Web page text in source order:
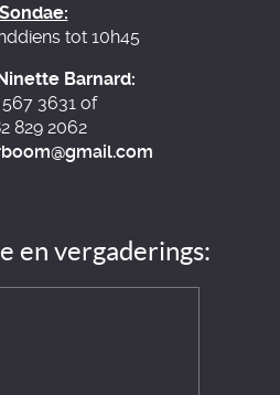
Sondae:
tot 10h45
Barnard:
567 3631 of
829 2062
en vergaderings: